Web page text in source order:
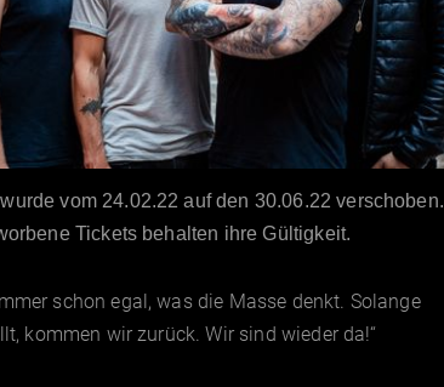
vom 24.02.22 auf den 30.06.22 verschoben.
Tickets behalten ihre Gültigkeit.
schon egal, was die Masse denkt. Solange
kommen wir zurück. Wir sind wieder da!“